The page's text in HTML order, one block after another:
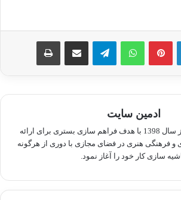
لینکدین پینترستواتس آپ تلگرام اشتراک گذاری از طریق ایمیل چاپ
ادمین سایت
رسانه کاشمر سلام، از سال 1398 با هدف فراهم سازی بستری برای ارائه
و فرهنگی هنری در فضای مجازی با دوری از هرگونه
سازی کار خود را آغاز نمود.